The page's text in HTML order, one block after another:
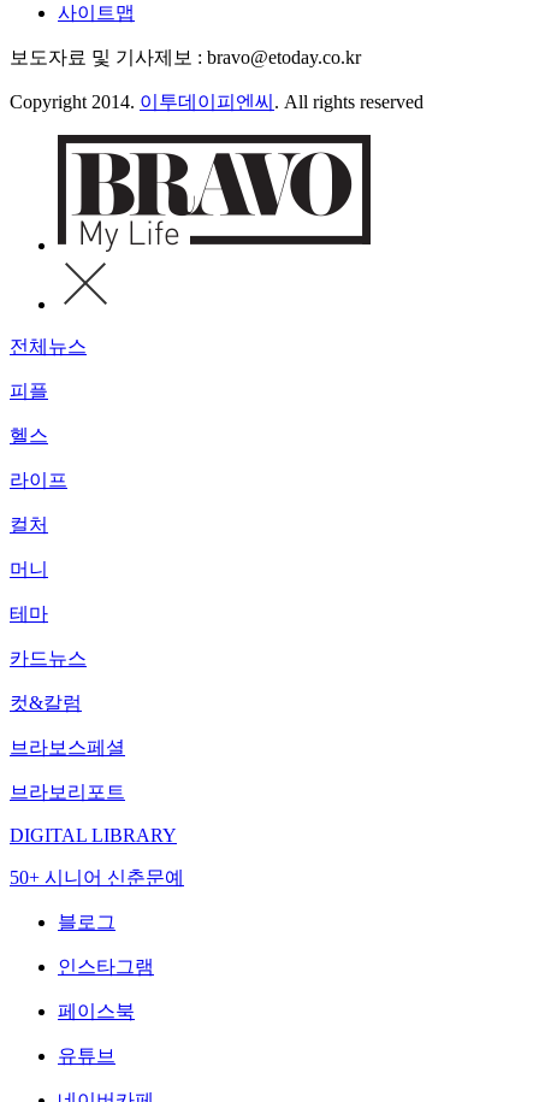
사이트맵
보도자료 및 기사제보 : bravo@etoday.co.kr
Copyright 2014. 이투데이피엔씨 . All rights reserved
전체뉴스
피플
헬스
라이프
컬처
머니
테마
카드뉴스
컷&칼럼
브라보스페셜
브라보리포트
DIGITAL LIBRARY
50+ 시니어 신춘문예
블로그
인스타그램
페이스북
유튜브